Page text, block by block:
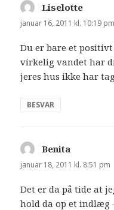
Liselotte
januar 16, 2011 kl. 10:19 pm
Du er bare et
virkelig vandet har
jeres hus ikke har
BESVAR
Benita
januar 18, 2011 kl. 8:51 pm
Det er da på tide at
hold da op et indlæg